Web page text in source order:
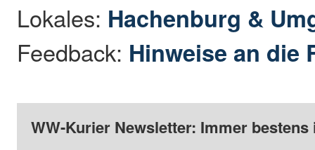
Lokales: Hachenburg &
Feedback: Hinweise an die
WW-Kurier Newsletter: Immer